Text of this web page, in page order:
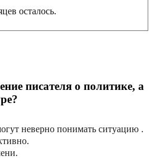
осталось.
писателя о политике, а
неверно понимать ситуацию .